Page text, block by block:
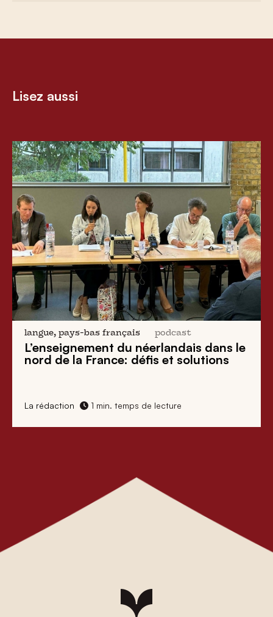
Lisez aussi
langue, pays-bas français podcast
L’enseignement du néerlandais dans le
nord de la France: défis et solutions
La rédaction 1 min. temps de lecture